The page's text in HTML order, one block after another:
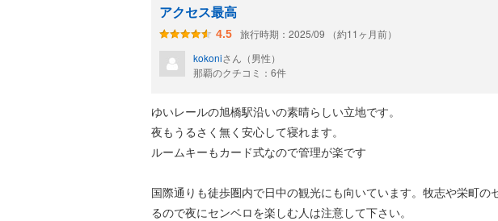
アクセス最高
4.5
旅行時期：2025/09 （約11ヶ月前）
kokoniさん（男性）
那覇のクチコミ：6件
ゆいレールの旭橋駅沿いの素晴らしい立地です。
夜もうるさく無く安心して寝れます。
ルームキーもカード式なので管理が楽です
国際通りも徒歩圏内で日中の観光にも向いています。牧志や栄町の
るので夜にセンベロを楽しむ人は注意して下さい。